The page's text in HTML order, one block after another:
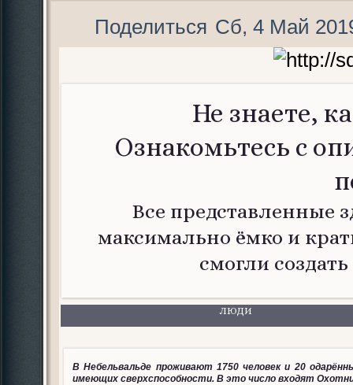
Поделиться Сб, 4 Май
Не знаете,
Ознакомьтесь с
Все представленные
максимально ёмко и
смогли
ЛЮДИ
В Небельвальде проживают 1750 человек и 20
имеющих сверхспособности. В это число входят